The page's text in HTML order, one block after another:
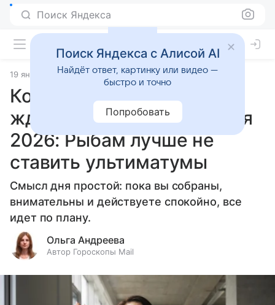
Поиск Яндекса
19 января 2026 Источник: Гороскопы Mail Статьи
Кого из знаков зодиака
ждут трудности 20 января
2026: Рыбам лучше не
ставить ультиматумы
Смысл дня простой: пока вы собраны,
внимательны и действуете спокойно, все
идет по плану.
Ольга Андреева
Автор Гороскопы Mail
Поиск Яндекса с Алисой AI
Найдёт ответ, картинку или видео —
быстро и точно
Попробовать